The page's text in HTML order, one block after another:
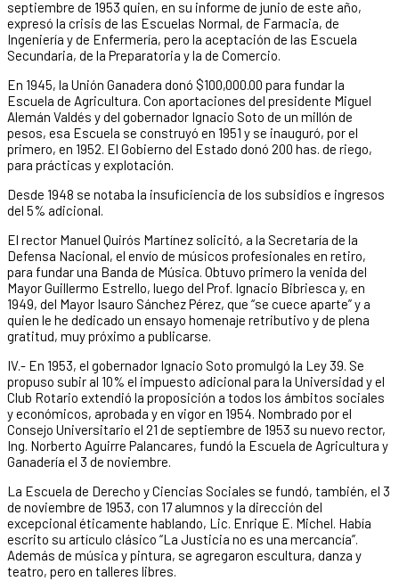
septiembre de 1953 quien, en su informe de junio de este año,
expresó la crisis de las Escuelas Normal, de Farmacia, de
Ingeniería y de Enfermería, pero la aceptación de las Escuela
Secundaria, de la Preparatoria y la de Comercio.
En 1945, la Unión Ganadera donó $100,000.00 para fundar la
Escuela de Agricultura. Con aportaciones del presidente Miguel
Alemán Valdés y del gobernador Ignacio Soto de un millón de
pesos, esa Escuela se construyó en 1951 y se inauguró, por el
primero, en 1952. El Gobierno del Estado donó 200 has. de riego,
para prácticas y explotación.
Desde 1948 se notaba la insuficiencia de los subsidios e ingresos
del 5% adicional.
El rector Manuel Quirós Martínez solicitó, a la Secretaría de la
Defensa Nacional, el envío de músicos profesionales en retiro,
para fundar una Banda de Música. Obtuvo primero la venida del
Mayor Guillermo Estrello, luego del Prof. Ignacio Bibriesca y, en
1949, del Mayor Isauro Sánchez Pérez, que “se cuece aparte” y a
quien le he dedicado un ensayo homenaje retributivo y de plena
gratitud, muy próximo a publicarse.
IV.- En 1953, el gobernador Ignacio Soto promulgó la Ley 39. Se
propuso subir al 10% el impuesto adicional para la Universidad y el
Club Rotario extendió la proposición a todos los ámbitos sociales
y económicos, aprobada y en vigor en 1954. Nombrado por el
Consejo Universitario el 21 de septiembre de 1953 su nuevo rector,
Ing. Norberto Aguirre Palancares, fundó la Escuela de Agricultura y
Ganadería el 3 de noviembre.
La Escuela de Derecho y Ciencias Sociales se fundó, también, el 3
de noviembre de 1953, con 17 alumnos y la dirección del
excepcional éticamente hablando, Lic. Enrique E. Michel. Había
escrito su artículo clásico “La Justicia no es una mercancía”.
Además de música y pintura, se agregaron escultura, danza y
teatro, pero en talleres libres.